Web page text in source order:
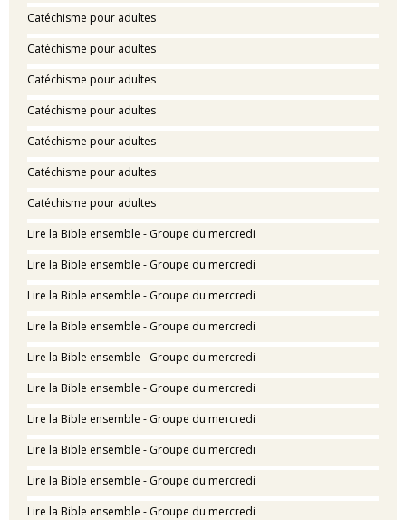
Catéchisme pour adultes
Catéchisme pour adultes
Catéchisme pour adultes
Catéchisme pour adultes
Catéchisme pour adultes
Catéchisme pour adultes
Catéchisme pour adultes
Lire la Bible ensemble - Groupe du mercredi
Lire la Bible ensemble - Groupe du mercredi
Lire la Bible ensemble - Groupe du mercredi
Lire la Bible ensemble - Groupe du mercredi
Lire la Bible ensemble - Groupe du mercredi
Lire la Bible ensemble - Groupe du mercredi
Lire la Bible ensemble - Groupe du mercredi
Lire la Bible ensemble - Groupe du mercredi
Lire la Bible ensemble - Groupe du mercredi
Lire la Bible ensemble - Groupe du mercredi